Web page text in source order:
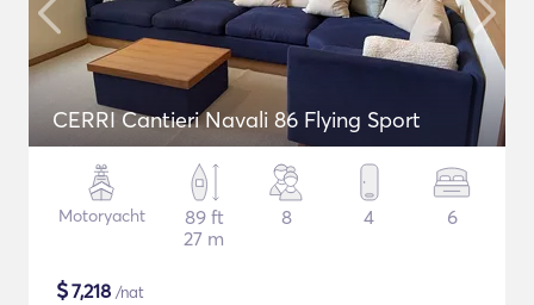
CERRI Cantieri Navali 86 Flying Sport
Motoryacht
89 ft
27 m
8 4 6
$7,218 /nat